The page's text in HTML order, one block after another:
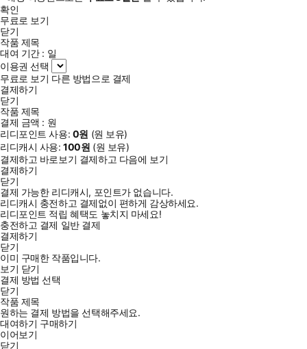
확인
무료로 보기
닫기
작품 제목
대여 기간 : 일
이용권 선택
무료로 보기 다른 방법으로 결제
결제하기
닫기
작품 제목
결제 금액 : 원
리디포인트 사용: 0원 (원 보유)
리디캐시 사용:100원 (원 보유)
결제하고 바로보기 결제하고 다음에 보기
결제하기
닫기
결제 가능한 리디캐시, 포인트가 없습니다.
리디캐시 충전하고 결제없이 편하게 감상하세요.
리디포인트 적립 혜택도 놓치지 마세요!
충전하고 결제 일반 결제
결제하기
닫기
이미 구매한 작품입니다.
보기 닫기
결제 방법 선택
닫기
작품 제목
원하는 결제 방법을 선택해주세요.
대여하기 구매하기
이어보기
닫기